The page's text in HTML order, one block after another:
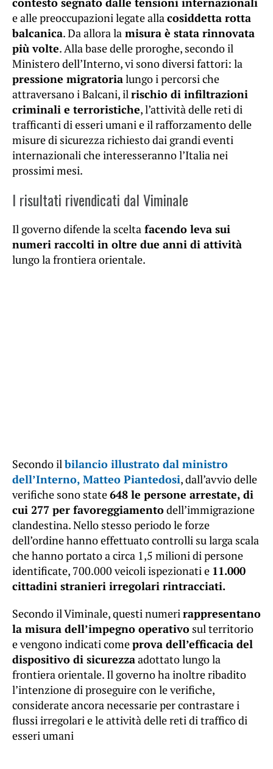
e alle preoccupazioni legate allacosiddetta rotta
balcanica. Da allora la misura è stata rinnovata
più volte. Alla base delle proroghe, secondo il
Ministero dell’Interno, vi sono diversi fattori: la
pressione migratorialungo i percorsi che
attraversano i Balcani, ilrischio di infiltrazioni
criminali e terroristiche, l’attività delle reti di
trafficanti di esseri umani e il rafforzamento delle
misure di sicurezza richiesto dai grandi eventi
internazionali che interesseranno l’Italia nei
prossimi mesi.
I risultati rivendicati dal Viminale
Il governo difende la scelta facendo leva sui
numeri raccolti in oltre due anni di attività
lungo la frontiera orientale.
Secondo ilbilancio illustrato dal ministro
dell’Interno, Matteo Piantedosi, dall’avvio delle
verifiche sono state648 le persone arrestate, di
cui 277 per favoreggiamentodell’immigrazione
clandestina. Nello stesso periodo le forze
dell’ordine hanno effettuato controlli su larga scala
che hanno portato a circa 1,5 milioni di persone
identificate, 700.000 veicoli ispezionati e 11.000
cittadini stranieri irregolari rintracciati.
Secondo il Viminale, questi numerirappresentano
la misura dell’impegno operativo sul territorio
e vengono indicati comeprova dell’efficacia del
dispositivo di sicurezzaadottato lungo la
frontiera orientale. Il governo ha inoltre ribadito
l’intenzione di proseguire con le verifiche,
considerate ancora necessarie per contrastare i
flussi irregolari e le attività delle reti di traffico di
esseri umani